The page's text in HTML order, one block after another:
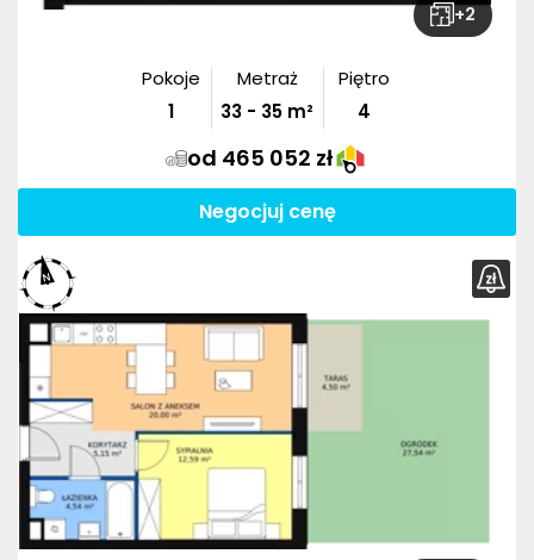
+2
Pokoje
1
Metraż
33 - 35 m²
Piętro
4
od 465 052 zł
Negocjuj cenę